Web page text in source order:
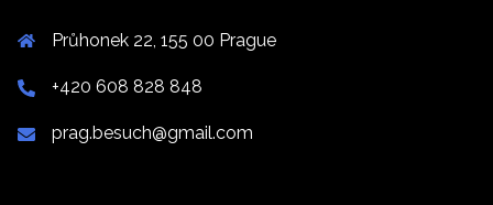
Průhonek 22, 155 00 Prague
+420 608 828 848
prag.besuch@gmail.com